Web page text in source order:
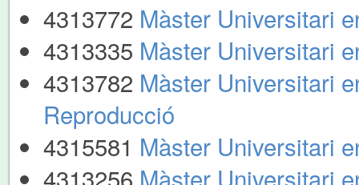
4313772 Màster Universitari
4313335 Màster Universitari
4313782 Màster Universitari
Reproducció
4315581 Màster Universitari
4313256 Màster Universitari